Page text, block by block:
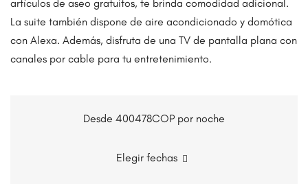
artículos de aseo gratuitos, te brinda comodidad adicional.
La suite también dispone de aire acondicionado y domótica
con Alexa. Además, disfruta de una TV de pantalla plana con
canales por cable para tu entretenimiento.
Desde 400478COP por noche
Elegir fechas